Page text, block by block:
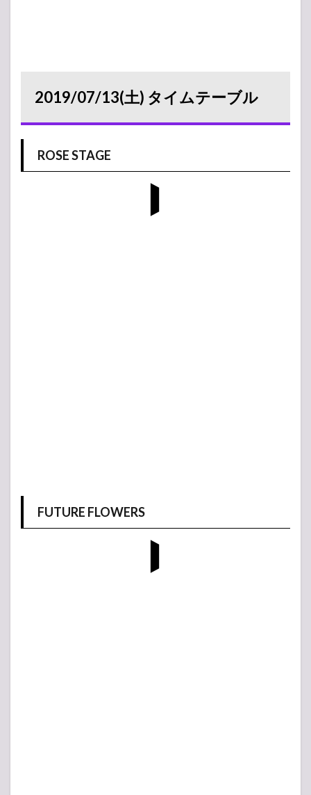
2019/07/13(土) タイムテーブル
ROSE STAGE
FUTURE FLOWERS